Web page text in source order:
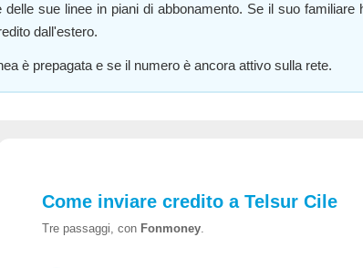
sue linee in piani di abbonamento. Se il suo familiare
dall'estero.
è prepagata e se il numero è ancora attivo sulla rete.
Come inviare credito a Telsur Cile
Tre passaggi, con Fonmoney.